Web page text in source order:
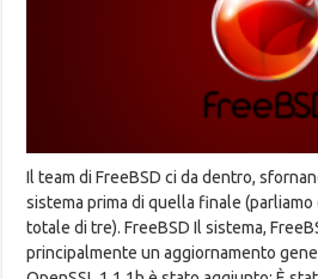
Il team di FreeBSD ci da dentro,
sistema prima di quella finale (parliamo
totale di tre). FreeBSD Il sistema,
principalmente un aggiornamento